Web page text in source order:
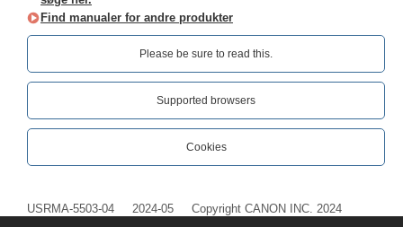
Find manualer for andre produkter
Please be sure to read this.‎
Supported browsers
Cookies
USRMA-5503-04 2024-05 Copyright CANON INC. 2024